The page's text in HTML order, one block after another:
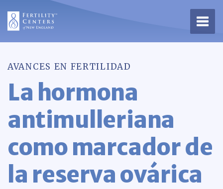
Abrir
AVANCES EN FERTILIDAD
La hormona
antimulleriana
como marcador de
la reserva ovárica